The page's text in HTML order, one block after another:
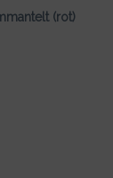
(rot)